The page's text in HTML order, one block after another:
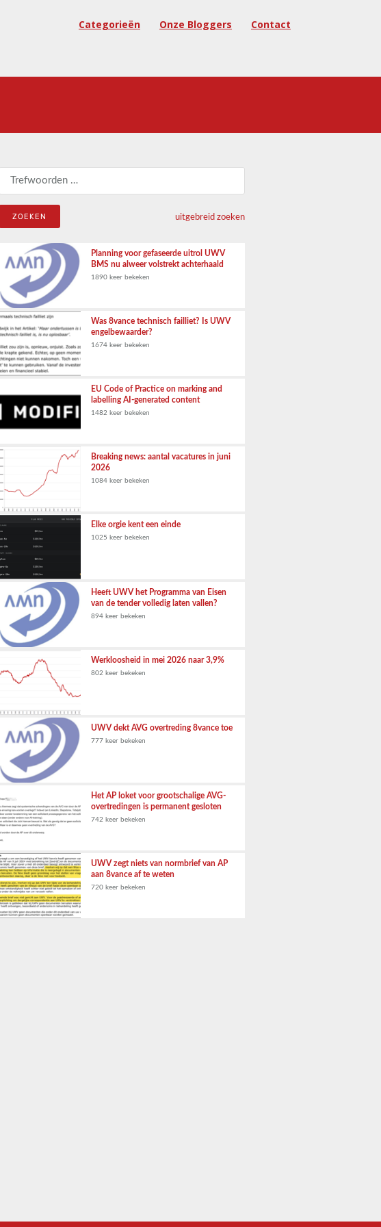
Categorieën Onze Bloggers Contact
Zoeken naar:
uitgebreid zoeken
Planning voor gefaseerde uitrol UWV
BMS nu alweer volstrekt achterhaald
1890 keer bekeken
Was 8vance technisch failliet? Is UWV
engelbewaarder?
1674 keer bekeken
EU Code of Practice on marking and
labelling AI-generated content
1482 keer bekeken
Breaking news: aantal vacatures in juni
2026
1084 keer bekeken
Elke orgie kent een einde
1025 keer bekeken
Heeft UWV het Programma van Eisen
van de tender volledig laten vallen?
894 keer bekeken
Werkloosheid in mei 2026 naar 3,9%
802 keer bekeken
UWV dekt AVG overtreding 8vance toe
777 keer bekeken
Het AP loket voor grootschalige AVG-
overtredingen is permanent gesloten
742 keer bekeken
UWV zegt niets van normbrief van AP
aan 8vance af te weten
720 keer bekeken